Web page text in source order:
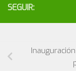
SEGUIR: